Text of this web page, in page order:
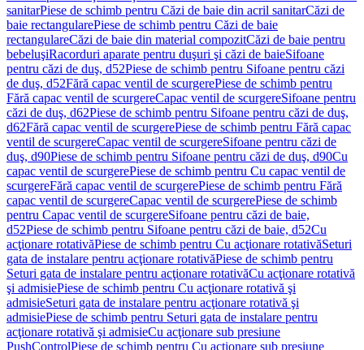
sanitarPiese de schimb pentru Căzi de baie din acril sanitarCăzi de
baie rectangularePiese de schimb pentru Căzi de baie
rectangulareCăzi de baie din material compozitCăzi de baie pentru
bebeluşiRacorduri aparate pentru duşuri şi căzi de baieSifoane
pentru căzi de duş, d52Piese de schimb pentru Sifoane pentru căzi
de duş, d52Fără capac ventil de scurgerePiese de schimb pentru
Fără capac ventil de scurgereCapac ventil de scurgereSifoane pentru
căzi de duş, d62Piese de schimb pentru Sifoane pentru căzi de duş,
d62Fără capac ventil de scurgerePiese de schimb pentru Fără capac
ventil de scurgereCapac ventil de scurgereSifoane pentru căzi de
duş, d90Piese de schimb pentru Sifoane pentru căzi de duş, d90Cu
capac ventil de scurgerePiese de schimb pentru Cu capac ventil de
scurgereFără capac ventil de scurgerePiese de schimb pentru Fără
capac ventil de scurgereCapac ventil de scurgerePiese de schimb
pentru Capac ventil de scurgereSifoane pentru căzi de baie,
d52Piese de schimb pentru Sifoane pentru căzi de baie, d52Cu
acţionare rotativăPiese de schimb pentru Cu acţionare rotativăSeturi
gata de instalare pentru acţionare rotativăPiese de schimb pentru
Seturi gata de instalare pentru acţionare rotativăCu acţionare rotativă
şi admisiePiese de schimb pentru Cu acţionare rotativă şi
admisieSeturi gata de instalare pentru acţionare rotativă şi
admisiePiese de schimb pentru Seturi gata de instalare pentru
acţionare rotativă şi admisieCu acţionare sub presiune
PushControlPiese de schimb pentru Cu acţionare sub presiune